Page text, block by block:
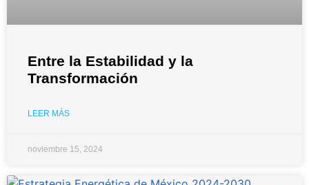
Entre la Estabilidad y la
Transformación
LEER MÁS
noviembre 15, 2024